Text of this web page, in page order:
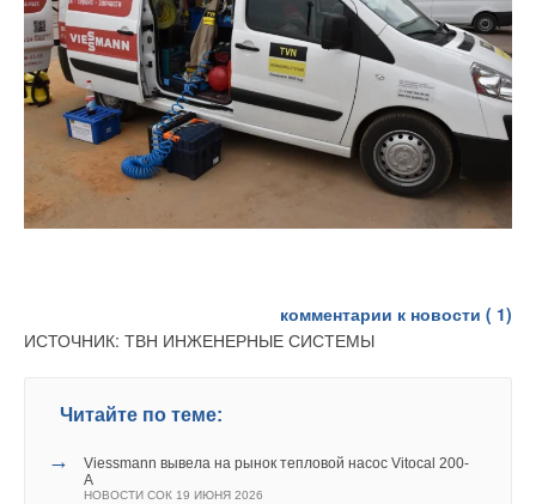
комментарии к новости ( 1)
ИСТОЧНИК: ТВН ИНЖЕНЕРНЫЕ СИСТЕМЫ
Читайте по теме:
→
Viessmann вывела на рынок тепловой насос Vitocal 200-
A
НОВОСТИ СОК 19 ИЮНЯ 2026